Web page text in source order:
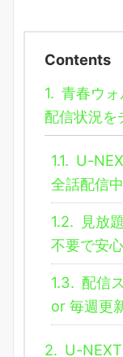
Contents
1. 青春ウ
配信状況を
1.1. U-
全話配信中
1.2. 見放
不要で安心
1.3. 配信
or 毎週更
2. U-